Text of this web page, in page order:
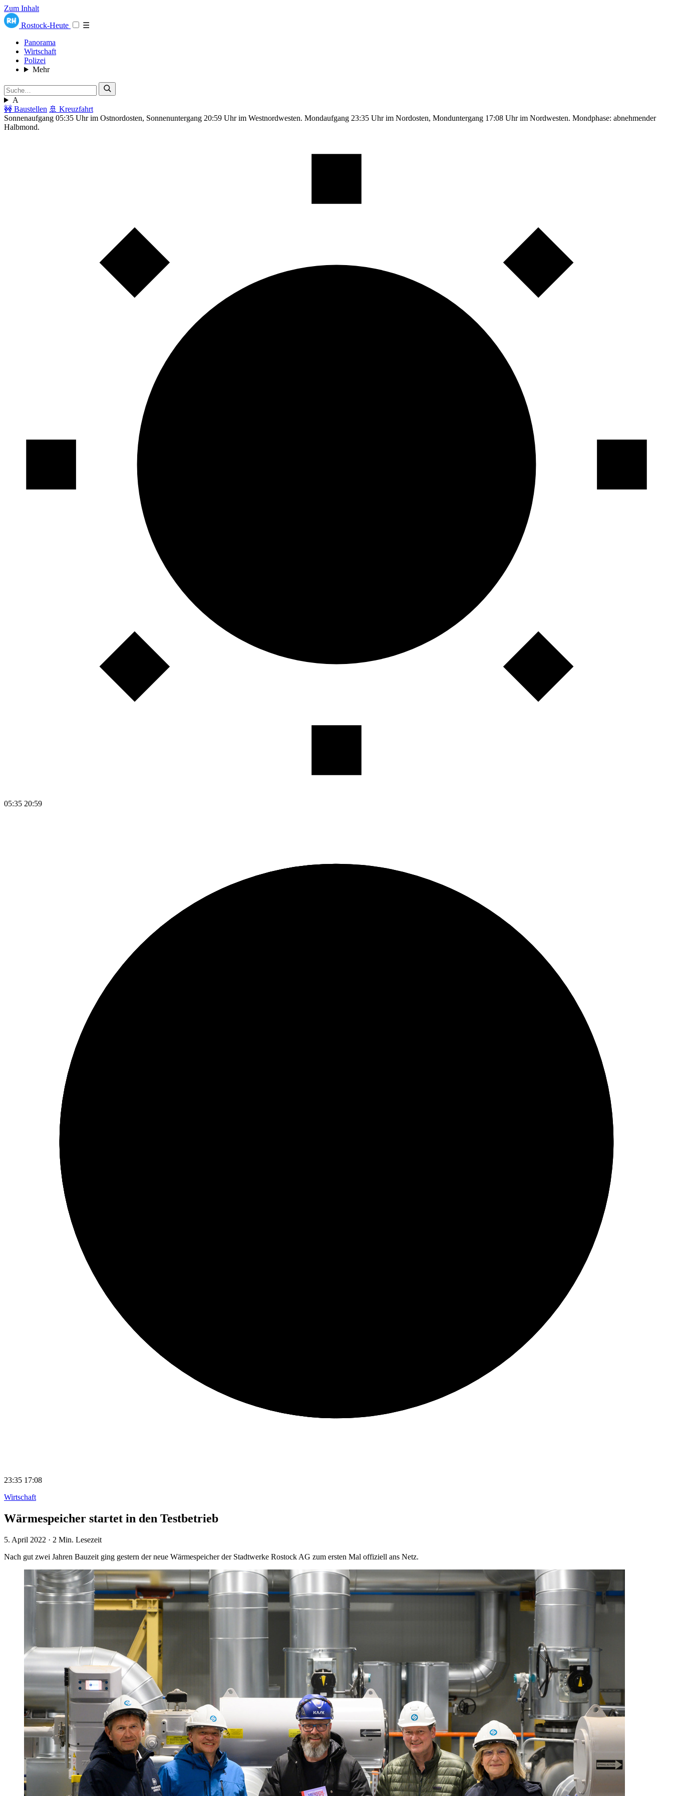
Zum Inhalt
Rostock-Heute
☰
Panorama
Wirtschaft
Polizei
Mehr
A
🚧 Baustellen 🚢 Kreuzfahrt
Sonnenaufgang 05:35 Uhr im Ostnordosten, Sonnenuntergang 20:59 Uhr im Westnordwesten. Mondaufgang 23:35 Uhr im Nordosten, Monduntergang 17:08 Uhr im Nordwesten. Mondphase: abnehmender
Halbmond.
05:35 20:59
23:35 17:08
Wirtschaft
Wärmespeicher startet in den Testbetrieb
5. April 2022 · 2 Min. Lesezeit
Nach gut zwei Jahren Bauzeit ging gestern der neue Wärmespeicher der Stadtwerke Rostock AG zum ersten Mal offiziell ans Netz.